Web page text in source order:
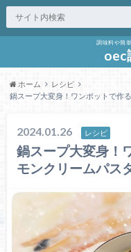
調味料や簡
oec
ホーム
レシピ
鍋スープ大変身！ワンポットで作
2024.01.26 レシピ
鍋スープ大変身！
モンクリームパス